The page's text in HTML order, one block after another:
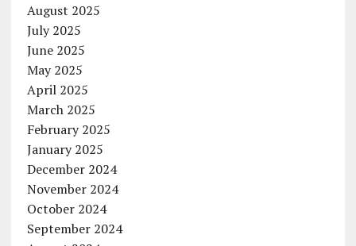
August 2025
July 2025
June 2025
May 2025
April 2025
March 2025
February 2025
January 2025
December 2024
November 2024
October 2024
September 2024